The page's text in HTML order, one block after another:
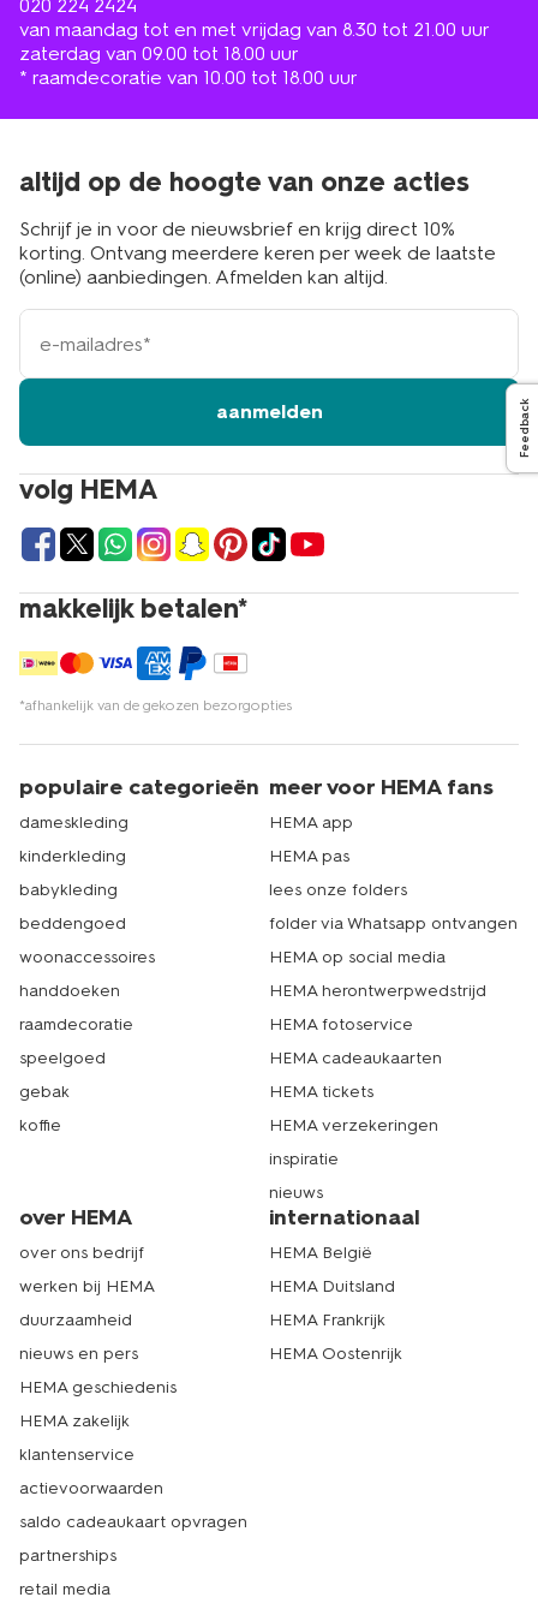
020 224 2424
van maandag tot en met vrijdag van 8.30 tot 21.00 uur
zaterdag van 09.00 tot 18.00 uur
* raamdecoratie van 10.00 tot 18.00 uur
volg HEMA
makkelijk betalen*
*afhankelijk van de gekozen bezorgopties
altijd op de hoogte van onze acties
Schrijf je in voor de nieuwsbrief en krijg direct 10%
korting. Ontvang meerdere keren per week de laatste
(online) aanbiedingen. Afmelden kan altijd.
e-
mailadres
aanmelden
populaire categorieën
dameskleding
kinderkleding
babykleding
beddengoed
woonaccessoires
handdoeken
raamdecoratie
speelgoed
gebak
koffie
meer voor HEMA fans
HEMA app
HEMA pas
lees onze folders
folder via Whatsapp ontvangen
HEMA op social media
HEMA herontwerpwedstrijd
HEMA fotoservice
HEMA cadeaukaarten
HEMA tickets
HEMA verzekeringen
inspiratie
nieuws
over HEMA
over ons bedrijf
werken bij HEMA
duurzaamheid
nieuws en pers
HEMA geschiedenis
HEMA zakelijk
klantenservice
actievoorwaarden
saldo cadeaukaart opvragen
partnerships
retail media
internationaal
HEMA België
HEMA Duitsland
HEMA Frankrijk
HEMA Oostenrijk
Feedback